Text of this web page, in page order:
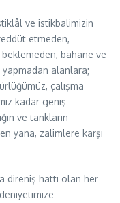
ve istikbalimizin
etmeden,
bahane ve
alanlara;
çalışma
kadar geniş
ve tankların
yana, zalimlere karşı
direniş hattı olan her